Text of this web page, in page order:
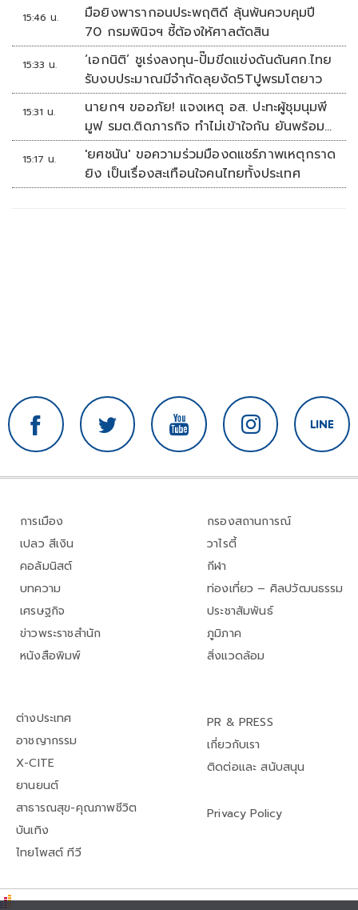
15:46 น.
มือยิงพารากอนประพฤติดี ลุ้นพ้นควบคุมปี
70 กรมพินิจฯ ชี้ต้องให้ศาลตัดสิน
15:33 น.
‘เอกนิติ’ ชูเร่งลงทุน-ปั๊มขีดแข่งดันดันศก.ไทย
รับงบประมาณมีจำกัดลุยงัด5Tปูพรมโตยาว
15:31 น.
นายกฯ ขออภัย! แจงเหตุ อส. ปะทะผู้ชุมนุมพี
มูฟ รมต.ติดภารกิจ ทำไม่เข้าใจกัน ยันพร้อม
คุยหาทางออก
15:17 น.
'ยศชนัน' ขอความร่วมมืองดแชร์ภาพเหตุกราด
ยิง เป็นเรื่องสะเทือนใจคนไทยทั้งประเทศ
การเมือง
เปลว สีเงิน
คอลัมนิสต์
บทความ
เศรษฐกิจ
ข่าวพระราชสำนัก
หนังสือพิมพ์
กรองสถานการณ์
วาไรตี้
กีฬา
ท่องเที่ยว – ศิลปวัฒนธรรม
ประชาสัมพันธ์
ภูมิภาค
สิ่งแวดล้อม
ต่างประเทศ
อาชญากรรม
X-CITE
ยานยนต์
สาธารณสุข-คุณภาพชีวิต
บันเทิง
ไทยโพสต์ ทีวี
PR & PRESS
เกี่ยวกับเรา
ติดต่อและ สนับสนุน
Privacy Policy